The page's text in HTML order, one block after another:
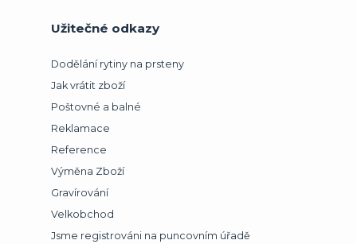
Užitečné odkazy
Dodělání rytiny na prsteny
Jak vrátit zboží
Poštovné a balné
Reklamace
Reference
Výměna Zboží
Gravírování
Velkobchod
Jsme registrováni na puncovním úřadě